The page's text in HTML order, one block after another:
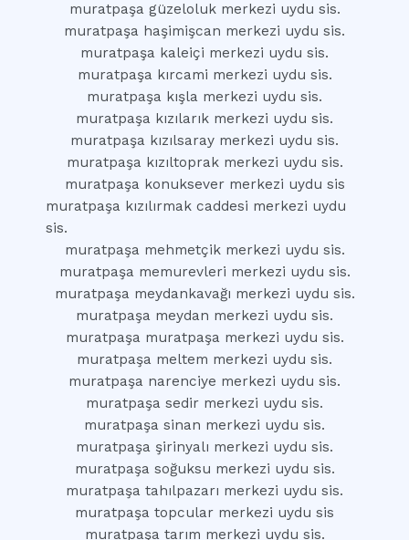
muratpaşa güzeloluk merkezi uydu sis.
muratpaşa haşimişcan merkezi uydu sis.
muratpaşa kaleiçi merkezi uydu sis.
muratpaşa kırcami merkezi uydu sis.
muratpaşa kışla merkezi uydu sis.
muratpaşa kızılarık merkezi uydu sis.
muratpaşa kızılsaray merkezi uydu sis.
muratpaşa kızıltoprak merkezi uydu sis.
muratpaşa konuksever merkezi uydu sis
muratpaşa kızılırmak caddesi merkezi uydu
sis.
muratpaşa mehmetçik merkezi uydu sis.
muratpaşa memurevleri merkezi uydu sis.
muratpaşa meydankavağı merkezi uydu sis.
muratpaşa meydan merkezi uydu sis.
muratpaşa muratpaşa merkezi uydu sis.
muratpaşa meltem merkezi uydu sis.
muratpaşa narenciye merkezi uydu sis.
muratpaşa sedir merkezi uydu sis.
muratpaşa sinan merkezi uydu sis.
muratpaşa şirinyalı merkezi uydu sis.
muratpaşa soğuksu merkezi uydu sis.
muratpaşa tahılpazarı merkezi uydu sis.
muratpaşa topcular merkezi uydu sis
muratpaşa tarım merkezi uydu sis.